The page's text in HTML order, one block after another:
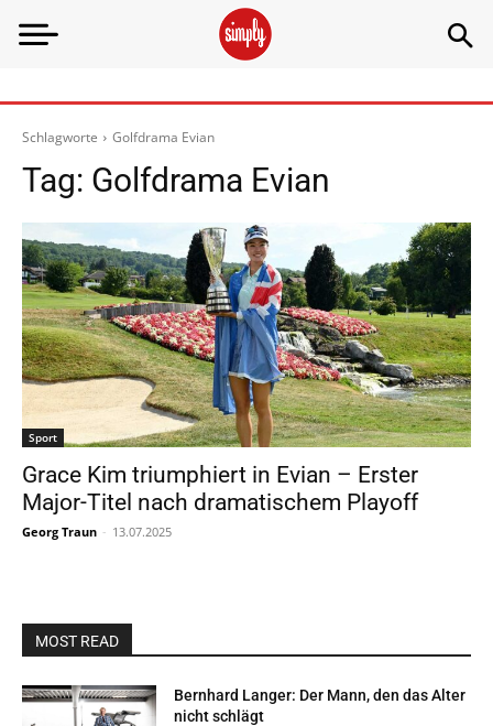
Schlagworte Golfdrama Evian
Tag: Golfdrama Evian
Sport
Grace Kim triumphiert in Evian – Erster
Major-Titel nach dramatischem Playoff
Georg Traun - 13.07.2025
MOST READ
Bernhard Langer: Der Mann, den das Alter
nicht schlägt